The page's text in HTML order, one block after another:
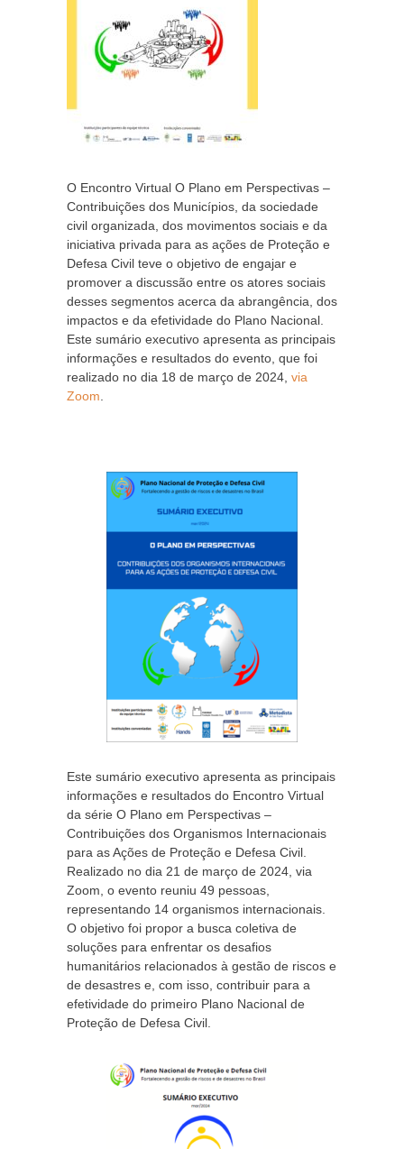
O Encontro Virtual O Plano em Perspectivas –
Contribuições dos Municípios, da sociedade
civil organizada, dos movimentos sociais e da
iniciativa privada para as ações de Proteção e
Defesa Civil teve o objetivo de engajar e
promover a discussão entre os atores sociais
desses segmentos acerca da abrangência, dos
impactos e da efetividade do Plano Nacional.
Este sumário executivo apresenta as principais
informações e resultados do evento, que foi
realizado no dia 18 de março de 2024, via
Zoom.
Este sumário executivo apresenta as principais
informações e resultados do Encontro Virtual
da série O Plano em Perspectivas –
Contribuições dos Organismos Internacionais
para as Ações de Proteção e Defesa Civil.
Realizado no dia 21 de março de 2024, via
Zoom, o evento reuniu 49 pessoas,
representando 14 organismos internacionais.
O objetivo foi propor a busca coletiva de
soluções para enfrentar os desafios
humanitários relacionados à gestão de riscos e
de desastres e, com isso, contribuir para a
efetividade do primeiro Plano Nacional de
Proteção de Defesa Civil.